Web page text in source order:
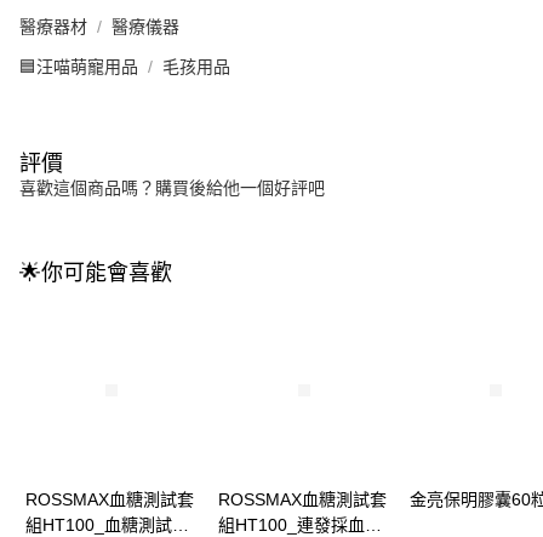
醫療器材 醫療儀器
🟦汪喵萌寵用品 毛孩用品
評價
喜歡這個商品嗎？購買後給他一個好評吧
🌟你可能會喜歡
ROSSMAX血糖測試套
組HT100_血糖測試片
ROSSMAX血糖測試套
組HT100_連發採血針
金亮保明膠囊60